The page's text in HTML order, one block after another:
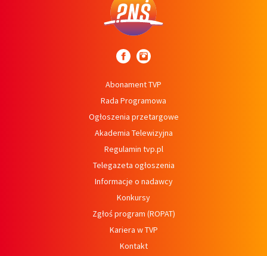
Abonament TVP
Rada Programowa
Ogłoszenia przetargowe
Akademia Telewizyjna
Regulamin tvp.pl
Telegazeta ogłoszenia
Informacje o nadawcy
Konkursy
Zgłoś program (ROPAT)
Kariera w TVP
Kontakt